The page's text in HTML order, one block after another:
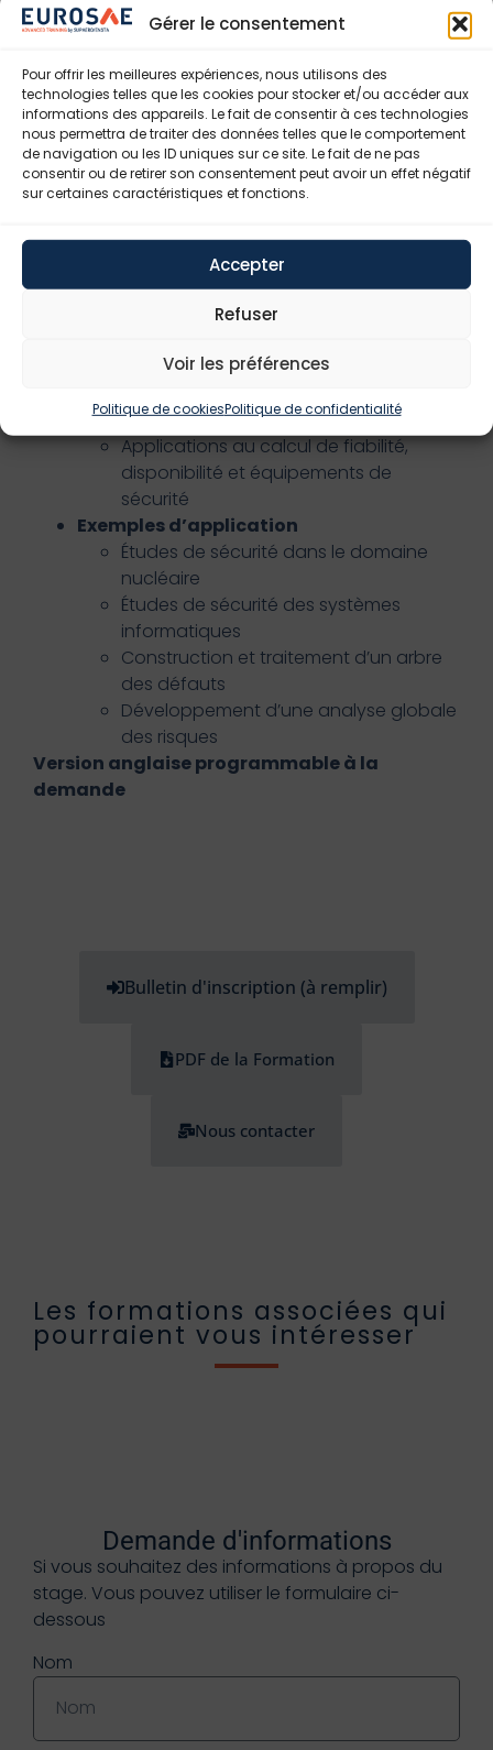
Gérer le consentement
Pour offrir les meilleures expériences, nous utilisons des
technologies telles que les cookies pour stocker et/ou accéder aux
informations des appareils. Le fait de consentir à ces technologies
nous permettra de traiter des données telles que le comportement
de navigation ou les ID uniques sur ce site. Le fait de ne pas
consentir ou de retirer son consentement peut avoir un effet négatif
sur certaines caractéristiques et fonctions.
Accepter
Refuser
Voir les préférences
Politique de cookiesPolitique de confidentialité
risques cyber
fonctionnement des systèmes
informatiques
Impact du facteur humain
Ses apports
Ses limites
Banques de données
Banques de données d’incidents et
d’accidents ; banques de données de
défaillances de matériels ; défaillances
de logiciels ; probabilités des erreurs
Méthodes d’acquisition des données –
sûreté de fonctionnement
Applications au calcul de fiabilité,
disponibilité et équipements de
sécurité
Exemples d’application
Études de sécurité dans le domaine
nucléaire
Études de sécurité des systèmes
informatiques
Construction et traitement d’un arbre
des défauts
Développement d’une analyse globale
des risques
Version anglaise programmable à la
demande
Bulletin d'inscription (à remplir)
PDF de la Formation
Nous contacter
Les formations associées qui
pourraient vous intéresser
Demande d'informations
Si vous souhaitez des informations à propos du
stage. Vous pouvez utiliser le formulaire ci-
dessous
Nom